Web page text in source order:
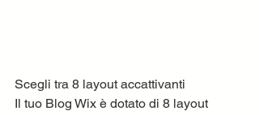
Scegli tra 8 layout accattivanti
Il tuo Blog Wix è dotato di 8 layout